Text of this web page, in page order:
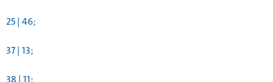
25 | 46;
37 | 13;
38 | 11;